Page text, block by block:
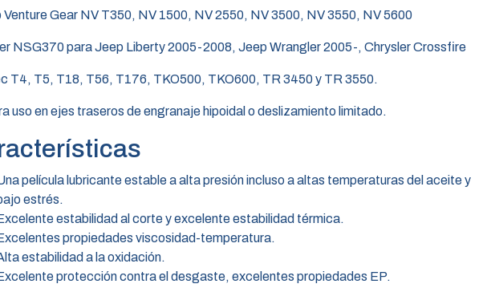
Venture Gear NV T350, NV 1500, NV 2550, NV 3500, NV 3550, NV 5600
NSG370 para Jeep Liberty 2005-2008, Jeep Wrangler 2005-, Chrysler Crossfire
T4, T5, T18, T56, T176, TKO500, TKO600, TR 3450 y TR 3550.
uso en ejes traseros de engranaje hipoidal o deslizamiento limitado.
película lubricante estable a alta presión incluso a altas temperaturas del aceite y
estrés.
estabilidad al corte y excelente estabilidad térmica.
propiedades viscosidad-temperatura.
estabilidad a la oxidación.
protección contra el desgaste, excelentes propiedades EP.